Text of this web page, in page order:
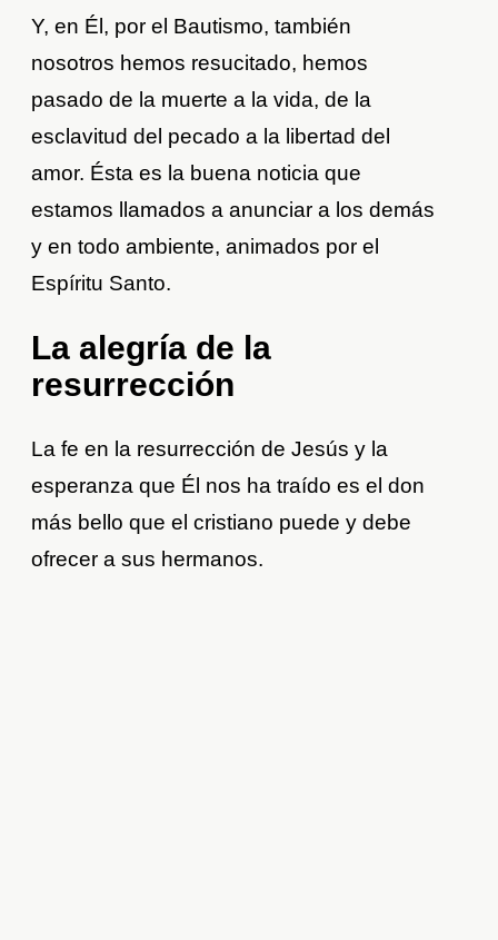
Y, en Él, por el Bautismo, también
nosotros hemos resucitado, hemos
pasado de la muerte a la vida, de la
esclavitud del pecado a la libertad del
amor. Ésta es la buena noticia que
estamos llamados a anunciar a los demás
y en todo ambiente, animados por el
Espíritu Santo.
La alegría de la
resurrección
La fe en la resurrección de Jesús y la
esperanza que Él nos ha traído es el don
más bello que el cristiano puede y debe
ofrecer a sus hermanos.